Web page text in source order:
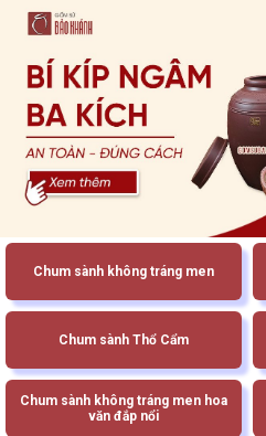
Chum sành không tráng men
Chum sành Thổ Cẩm
Chum sành không tráng men hoa
văn đắp nổi